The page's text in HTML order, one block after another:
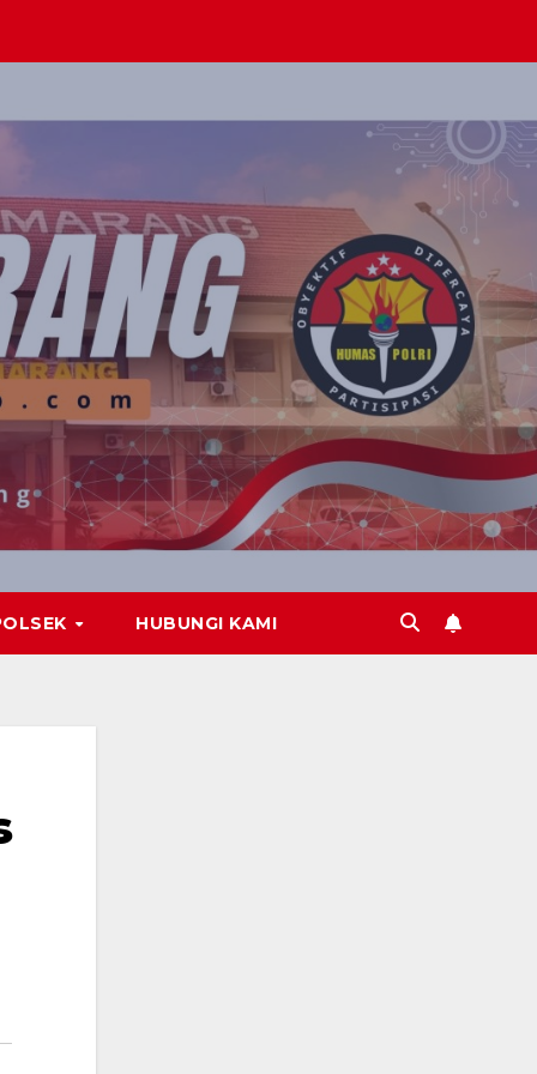
HUBUNGI KAMI